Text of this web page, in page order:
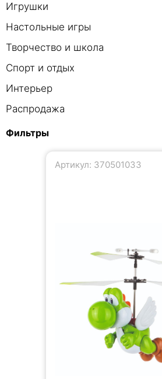
Игрушки
Настольные игры
Творчество и школа
Спорт и отдых
Интерьер
Распродажа
Фильтры
Артикул: 370501033